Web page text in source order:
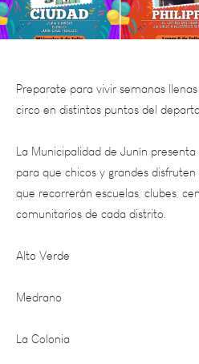
Preparate para vivir semanas
circo en distintos puntos del
La Municipalidad de Junín presenta
para que chicos y grandes
que recorrerán escuelas, clubes,
comunitarios de cada distrito.
Alto Verde
Medrano
La Colonia